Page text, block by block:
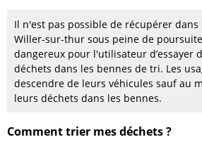
Il n'est pas possible de récupérer
Willer-sur-thur sous peine de
dangereux pour l'utilisateur d’essayer
déchets dans les bennes de tri. Les
descendre de leurs véhicules sauf au
leurs déchets dans les bennes.
Comment trier mes déchets ?